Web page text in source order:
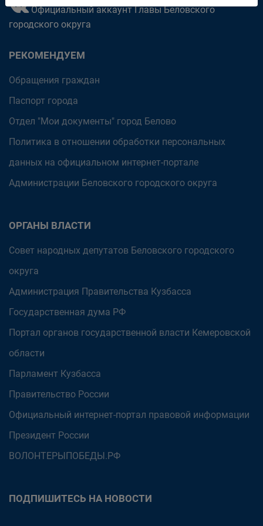
Официальный аккаунт Главы Беловского
городского округа
РЕКОМЕНДУЕМ
Обращения граждан
Паспорт города
Отдел "Мои документы" город Белово
Политика в отношении обработки персональных
данных на официальном интернет-портале
Администрации Беловского городского округа
ОРГАНЫ ВЛАСТИ
Совет народных депутатов Беловского городского
округа
Администрация Правительства Кузбасса
Государственная дума РФ
Портал органов государственной власти Кемеровской
области
Парламент Кузбасса
Правительство России
Официальный интернет-портал правовой информации
Президент России
ВОЛОНТЕРЫПОБЕДЫ.РФ
ПОДПИШИТЕСЬ НА НОВОСТИ